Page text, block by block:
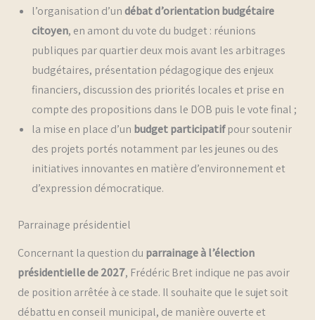
l’organisation d’undébat d’orientation budgétaire
citoyen, en amont du vote du budget : réunions
publiques par quartier deux mois avant les arbitrages
budgétaires, présentation pédagogique des enjeux
financiers, discussion des priorités locales et prise en
compte des propositions dans le DOB puis le vote final ;
la mise en place d’un budget participatifpour soutenir
des projets portés notamment par les jeunes ou des
initiatives innovantes en matière d’environnement et
d’expression démocratique.
Parrainage présidentiel
Concernant la question du parrainage à l’élection
présidentielle de 2027, Frédéric Bret indique ne pas avoir
de position arrêtée à ce stade. Il souhaite que le sujet soit
débattu en conseil municipal, de manière ouverte et